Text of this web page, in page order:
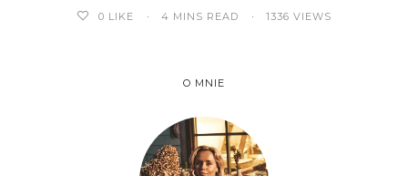
0 LIKE 4 MINS READ 1336 VIEWS
O MNIE